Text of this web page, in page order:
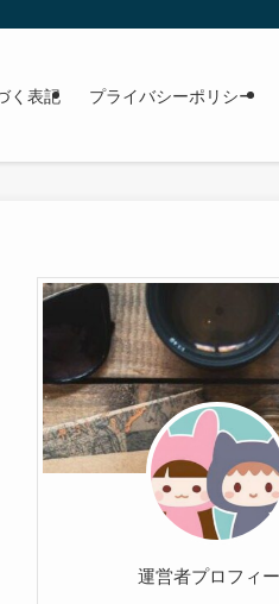
く表記 プライバシーポリシー
運営者プロフィ